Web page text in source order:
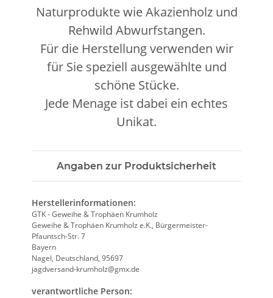
Naturprodukte wie Akazienholz und
Rehwild Abwurfstangen.
Für die Herstellung verwenden wir
für Sie speziell ausgewählte und
schöne Stücke.
Jede Menage ist dabei ein echtes
Unikat.
Angaben zur Produktsicherheit
Herstellerinformationen:
GTK - Geweihe & Trophäen Krumholz
Geweihe & Trophäen Krumholz e.K., Bürgermeister-
Pfauntsch-Str. 7
Bayern
Nagel, Deutschland, 95697
jagdversand-krumholz@gmx.de
verantwortliche Person: